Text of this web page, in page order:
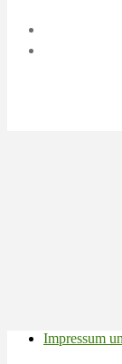
Impressum